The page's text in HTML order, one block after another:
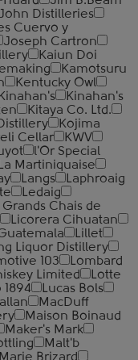
Distilleries
Cuervo y
Joseph Cartron
Kaiun Doi
Kamotsuru
Kentucky Owl
Kinahan's
Kinahan's
Kitaya Co. Ltd.
Kojima
Cellar
KWV
l'Or Special
La Martiniquaise
Langs
Laphroaig
Ledaig
Grands Chais de
Licorera Cihuatan
Lillet
Liquor Distillery
103
Lombard
Limited
Lotte
1894
Lucas Bols
MacDuff
Maison Boinaud
Maker's Mark
Malt'b